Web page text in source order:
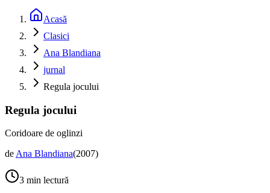
Acasă
Clasici
Ana Blandiana
jurnal
Regula jocului
Regula jocului
Coridoare de oglinzi
deAna Blandiana(2007)
3 min lectură